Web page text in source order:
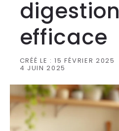
digestion
efficace
CRÉÉ LE :15 FÉVRIER 2025
4 JUIN 2025